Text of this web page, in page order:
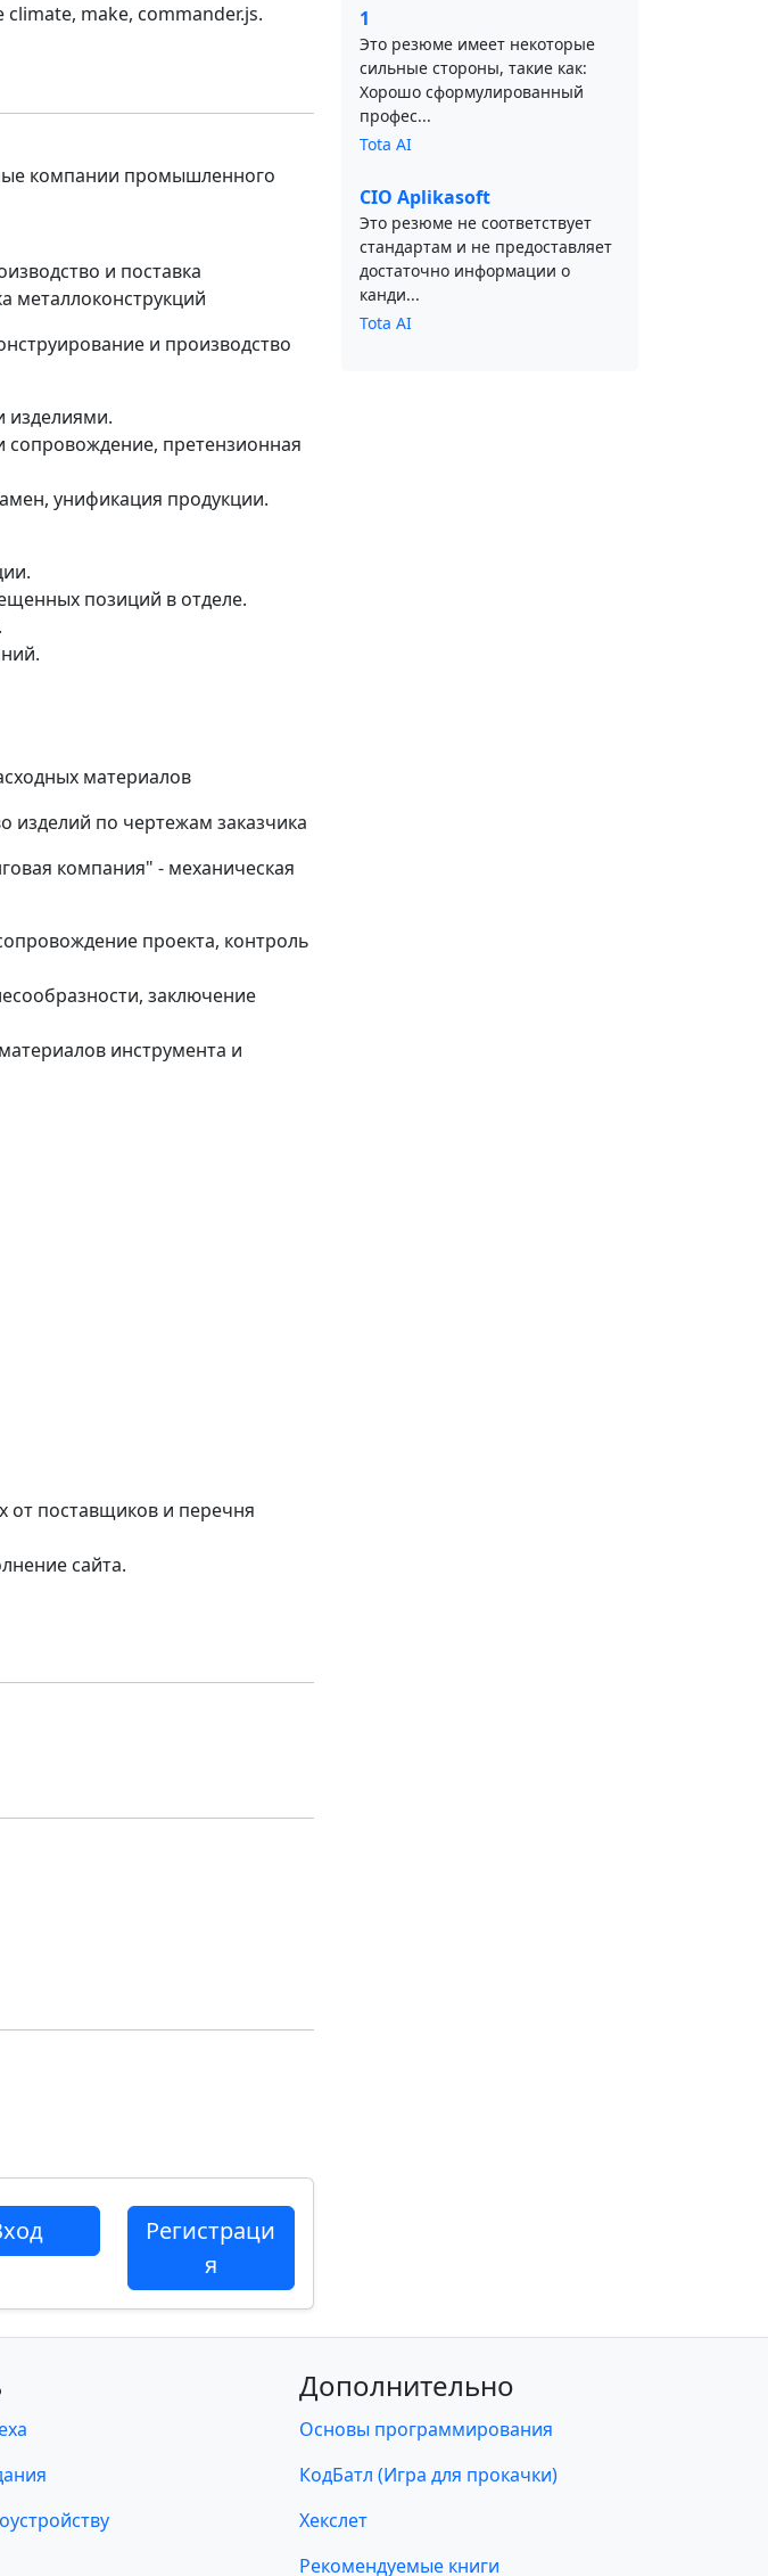
climate, make, commander.js.
компании промышленного
и поставка
металлоконструкций
и производство
изделиями.
претензионная
унификация продукции.
позиций в отделе.
материалов
по чертежам заказчика
компания" - механическая
проекта, контроль
заключение
инструмента и
от поставщиков и перечня
сайта.
Регистраци
я
1
Это резюме имеет некоторые
сильные стороны, такие как:
Хорошо сформулированный
профес...
Tota AI
CIO Aplikasoft
Это резюме не соответствует
стандартам и не предоставляет
достаточно информации о
канди...
Tota AI
Дополнительно
Основы программирования
КодБатл (Игра для прокачки)
Хекслет
Рекомендуемые книги